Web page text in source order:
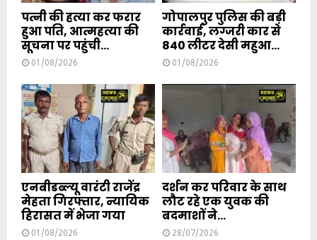
पत्नी की हत्या कर फरार
हुआ पति, आत्महत्या की
सूचना पर पहुंची...
01/08/2026
गोपालपुर पुलिस की बड़ी
कार्रवाई, लग्जरी कार से
840 लीटर देसी महुआ...
01/08/2026
एनबीडब्ल्यू वारंटी राजेंद्र
मेहता गिरफ्तार, न्यायिक
हिरासत में भेजा गया
01/08/2026
दर्शन कर परिवार के साथ
लौट रहे एक युवक की
बदमाशों ने...
28/07/2026